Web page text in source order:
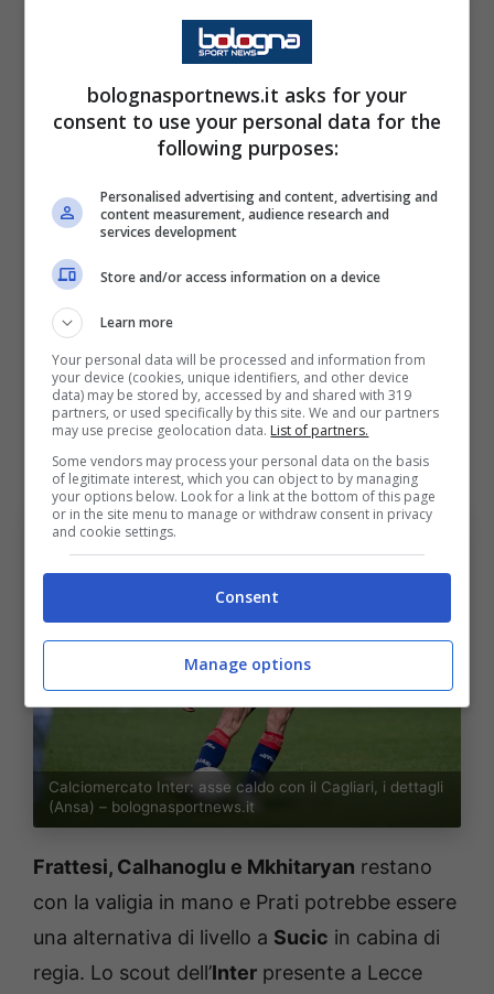
vestire la maglia nerazzurra fra gennaio e
Il nome in cima alla lista è sicuramente quello
caso di addio a Sommer e resta una pista da
presto potrebbe essere vagliato dal club di
viale della Liberazione. Il classe 2003 sta
dimostrando le sue qualità e un tentativo dei
nerazzurri non è da escludere anche perché a
centrocampo entro il calciomercato
estivo ci
sarà una sorta di rivoluzione.
Calciomercato Inter: asse caldo con il Cagliari, i dettagli
(Ansa) – bolognasportnews.it
Frattesi, Calhanoglu e Mkhitaryan restano
con la valigia in mano e Prati potrebbe essere
una alternativa di livello a Sucic in cabina di
regia. Lo scout dell’Inter presente a Lecce
bolognasportnews.it asks for your
consent to use your personal data for the
following purposes:
Personalised advertising and content, advertising and
content measurement, audience research and
services development
Store and/or access information on a device
Learn more
Your personal data will be processed and information from
your device (cookies, unique identifiers, and other device
data) may be stored by, accessed by and shared with 319
partners, or used specifically by this site. We and our partners
may use precise geolocation data. List of partners.
Some vendors may process your personal data on the basis
of legitimate interest, which you can object to by managing
your options below. Look for a link at the bottom of this page
or in the site menu to manage or withdraw consent in privacy
and cookie settings.
Consent
Manage options